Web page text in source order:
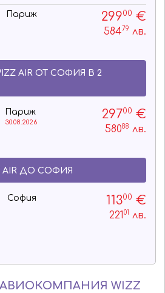
Париж 29900 €
58479 лв.
AIR ОТ СОФИЯ В 2
Париж
30.08.2026
29700 €
58088 лв.
AIR ДО СОФИЯ
София 11300 €
22101 лв.
WIZZ